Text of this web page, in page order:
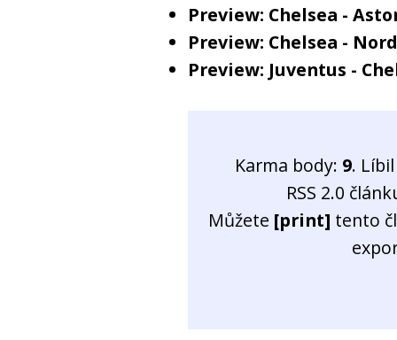
Preview: Chelsea -
Preview: Chelsea -
Preview: Juventus -
Karma body: 9.
RSS 2.0
Můžete [print] tento